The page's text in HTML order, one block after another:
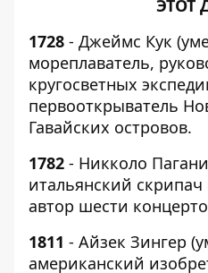
ЭТОТ
1728 - Джеймс Кук
мореплаватель,
кругосветных
первооткрыватель
Гавайских островов.
1782 - Никколо
итальянский
автор шести
1811 - Айзек Зингер
американский